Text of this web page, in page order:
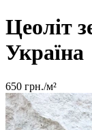
Цеоліт
Україна
650 грн./м²